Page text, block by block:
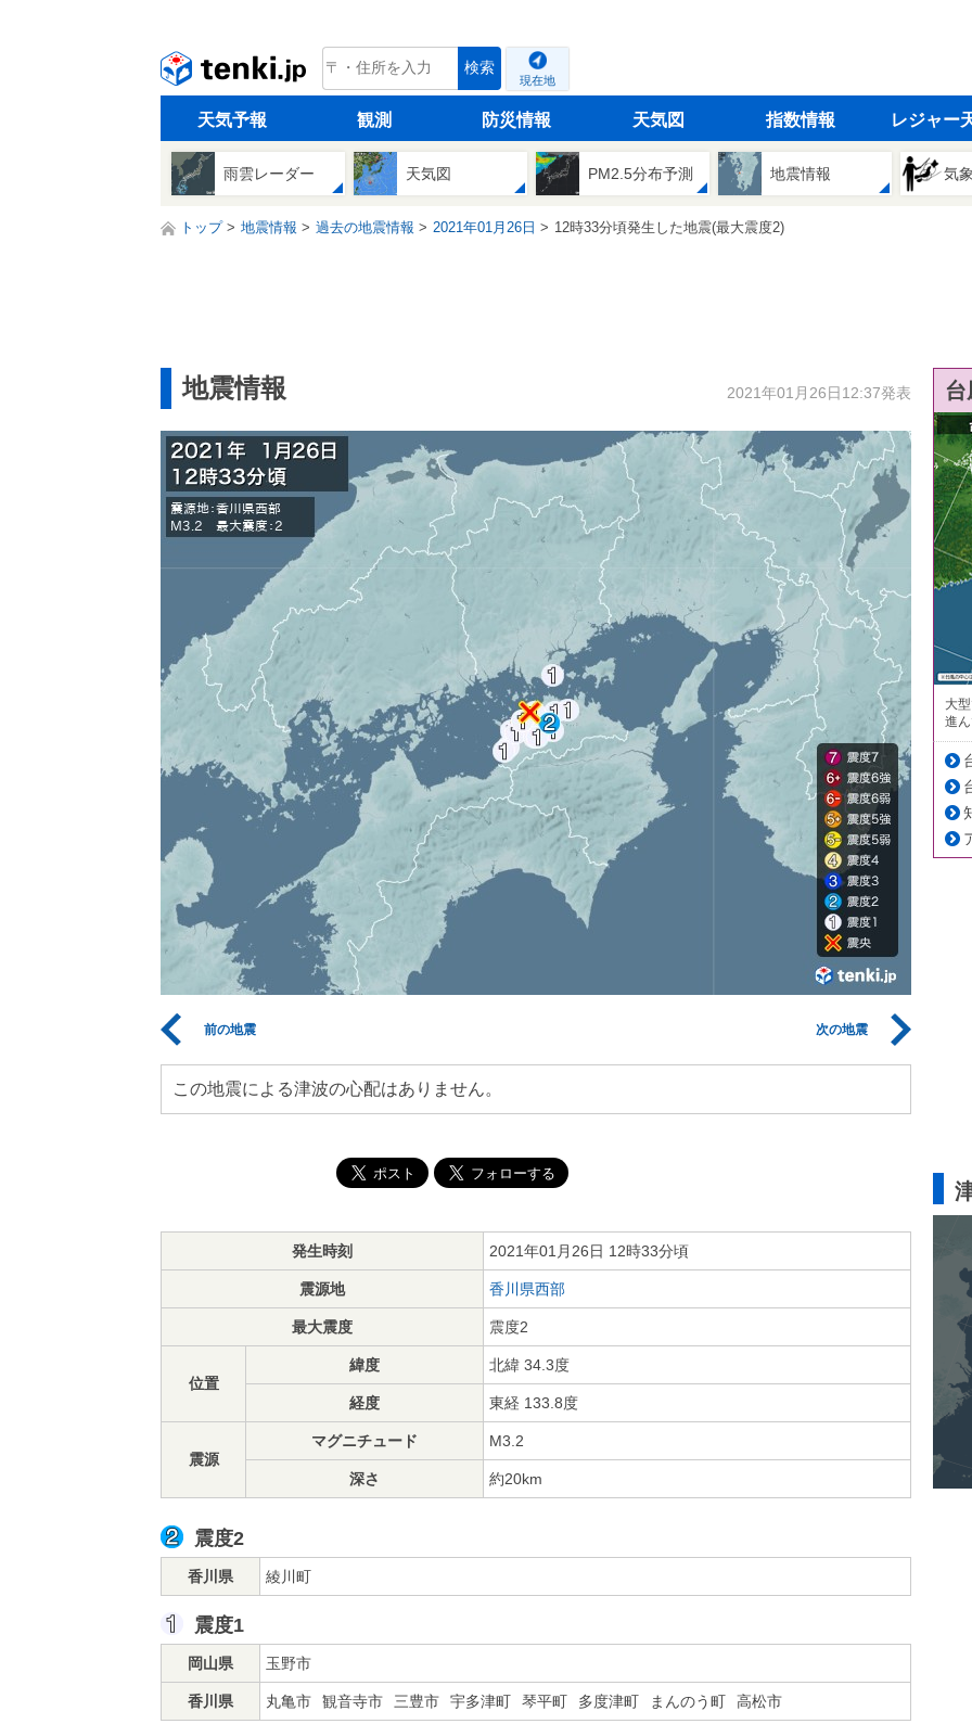
tenki.jp 検索
現在地
天気予報 観測 防災情報 天気図 指数情報 レジャー
雨雲レーダー 天気図 PM2.5分布予測 地震情報 気
トップ 地震情報 過去の地震情報 2021年01月26日 12時33分頃発生した地震(最大震度2)
地震情報 2021年01月26日12:37発表
前の地震 次の地震
この地震による津波の心配はありません。
発生時刻 2021年01月26日 12時33分頃
震源地 香川県西部
最大震度 震度2
位置
緯度 北緯 34.3度
経度 東経 133.8度
震源
マグニチュード M3.2
深さ 約20km
震度2
香川県 綾川町
震度1
岡山県 玉野市
香川県 丸亀市 観音寺市 三豊市 宇多津町 琴平町 多度津町 まんのう町 高松市
大
進